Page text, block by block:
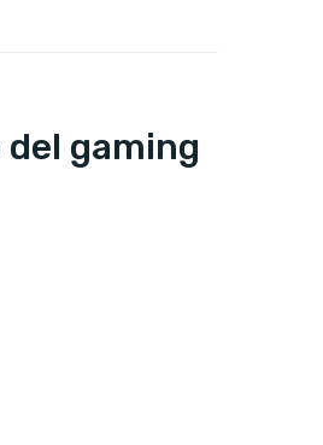
gaming